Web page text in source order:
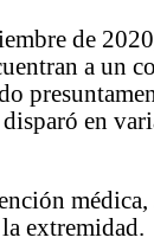
de
a un
en
extremidad.